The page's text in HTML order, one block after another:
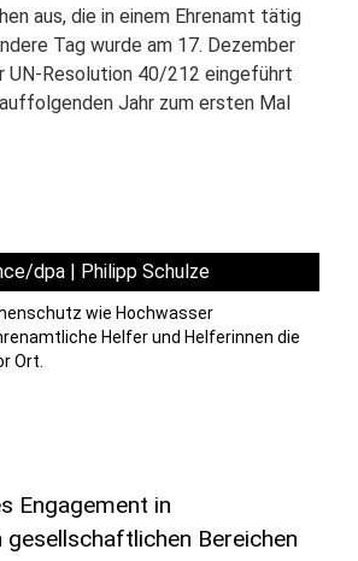
aus, die in einem Ehrenamt tätig
Tag wurde am 17. Dezember
UN-Resolution 40/212 eingeführt
Jahr zum ersten Mal
dpa | Philipp Schulze
wie Hochwasser
Helfer und Helferinnen die
Ort.
Engagement in
gesellschaftlichen Bereichen